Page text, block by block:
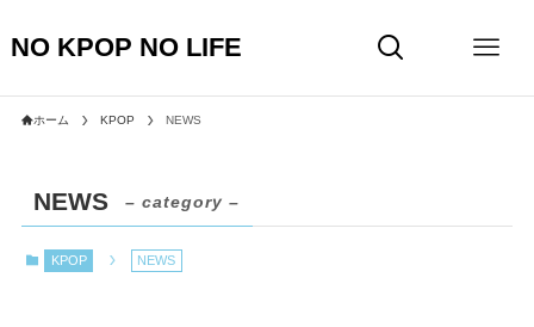
NO KPOP NO LIFE
ホーム KPOP NEWS
NEWS – category –
KPOP NEWS